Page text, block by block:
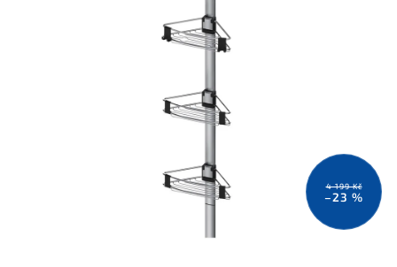
4 199 Kč
–23 %